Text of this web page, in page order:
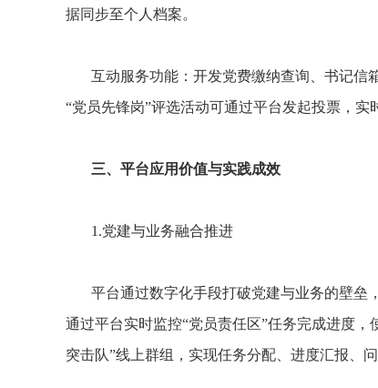
据同步至个人档案。
互动服务功能：开发党费缴纳查询、书记信
“党员先锋岗”评选活动可通过平台发起投票，实
三、平台应用价值与实践成效
1.党建与业务融合推进
平台通过数字化手段打破党建与业务的壁垒
通过平台实时监控“党员责任区”任务完成进度
突击队”线上群组，实现任务分配、进度汇报、